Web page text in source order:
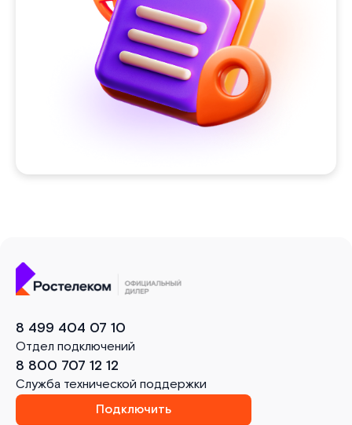
8 499 404 07 10
Отдел подключений
8 800 707 12 12
Служба технической поддержки
Подключить